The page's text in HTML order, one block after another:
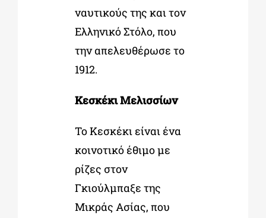
ναυτικούς της και τον
Ελληνικό Στόλο, που
την απελευθέρωσε το
1912.
Κεσκέκι Μελισσίων
Το Κεσκέκι είναι ένα
κοινοτικό έθιμο με
ρίζες στον
Γκιούλμπαξε της
Μικράς Ασίας, που